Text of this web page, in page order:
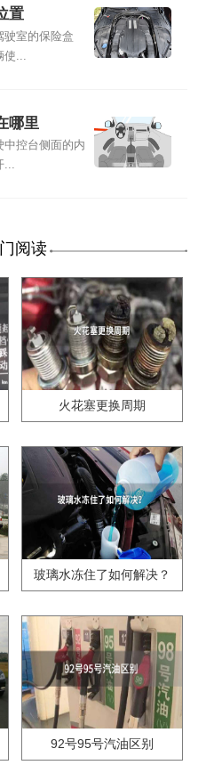
置
驶室的保险盒
...
哪里
中控台侧面的内
...
阅读
火花塞更换周期
玻璃水冻住了如何解决？
92号95号汽油区别